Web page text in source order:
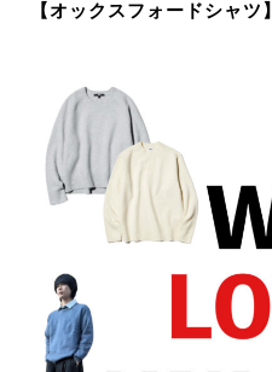
【オックスフォードシャツ】